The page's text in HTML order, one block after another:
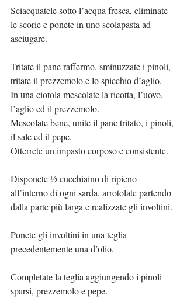
Sciacquatele sotto l’acqua fresca, eliminate
le scorie e ponete in uno scolapasta ad
asciugare.
Tritate il pane raffermo, sminuzzate i pinoli,
tritate il prezzemolo e lo spicchio d’aglio.
In una ciotola mescolate la ricotta, l’uovo,
l’aglio ed il prezzemolo.
Mescolate bene, unite il pane tritato, i pinoli,
il sale ed il pepe.
Otterrete un impasto corposo e consistente.
Disponete ½ cucchiaino di ripieno
all’interno di ogni sarda, arrotolate partendo
dalla parte più larga e realizzate gli involtini.
Ponete gli involtini in una teglia
precedentemente una d’olio.
Completate la teglia aggiungendo i pinoli
sparsi, prezzemolo e pepe.